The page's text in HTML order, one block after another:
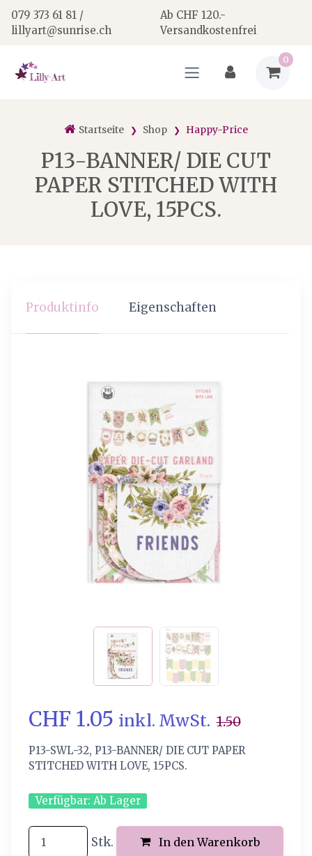
079 373 61 81 /
lillyart@sunrise.ch
Ab CHF 120.-
Versandkostenfrei
0
Startseite Shop Happy-Price
P13-BANNER/ DIE CUT
PAPER STITCHED WITH
LOVE, 15PCS.
Produktinfo Eigenschaften
CHF 1.05 inkl. MwSt. 1.50
P13-SWL-32, P13-BANNER/ DIE CUT PAPER
STITCHED WITH LOVE, 15PCS.
Verfügbar: Ab Lager
Stk. In den Warenkorb